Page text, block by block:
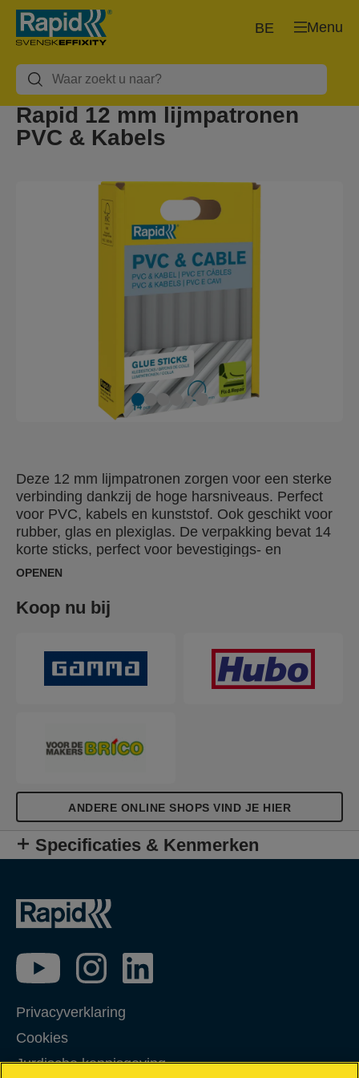
Menu
BE
Rapid 12 mm lijmpatronen
PVC & Kabels
Deze 12 mm lijmpatronen zorgen voor een sterke
verbinding dankzij de hoge harsniveaus. Perfect
voor PVC, kabels en kunststof. Ook geschikt voor
rubber, glas en plexiglas. De verpakking bevat 14
korte sticks, perfect voor bevestigings- en
reparatiewerkzaamheden.
OPENEN
Koop nu bij
ANDERE ONLINE SHOPS VIND JE HIER
Specificaties & Kenmerken
Privacyverklaring
Cookies
Jurdische kennisgeving